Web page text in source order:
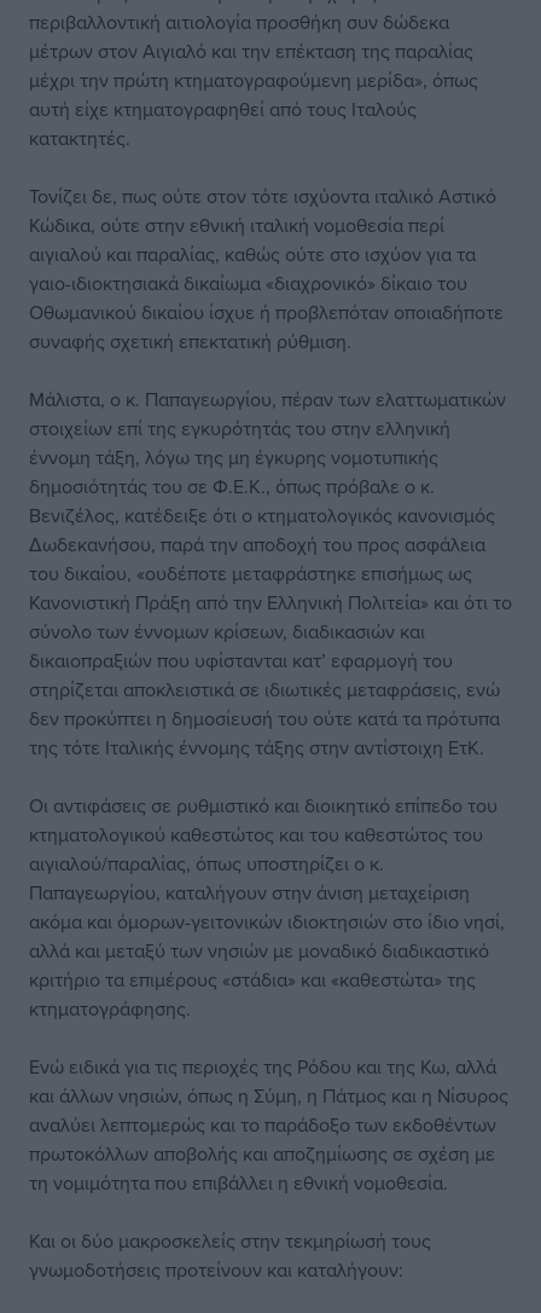
περιβαλλοντική αιτιολογία προσθήκη συν δώδεκα
μέτρων στον Αιγιαλό και την επέκταση της παραλίας
μέχρι την πρώτη κτηματογραφούμενη μερίδα», όπως
αυτή είχε κτηματογραφηθεί από τους Ιταλούς
κατακτητές.
Τονίζει δε, πως ούτε στον τότε ισχύοντα ιταλικό Αστικό
Κώδικα, ούτε στην εθνική ιταλική νομοθεσία περί
αιγιαλού και παραλίας, καθώς ούτε στο ισχύον για τα
γαιο-ιδιοκτησιακά δικαίωμα «διαχρονικό» δίκαιο του
Οθωμανικού δικαίου ίσχυε ή προβλεπόταν οποιαδήποτε
συναφής σχετική επεκτατική ρύθμιση.
Μάλιστα, ο κ. Παπαγεωργίου, πέραν των ελαττωματικών
στοιχείων επί της εγκυρότητάς του στην ελληνική
έννομη τάξη, λόγω της μη έγκυρης νομοτυπικής
δημοσιότητάς του σε Φ.Ε.Κ., όπως πρόβαλε ο κ.
Βενιζέλος, κατέδειξε ότι ο κτηματολογικός κανονισμός
Δωδεκανήσου, παρά την αποδοχή του προς ασφάλεια
του δικαίου, «ουδέποτε μεταφράστηκε επισήμως ως
Κανονιστική Πράξη από την Ελληνική Πολιτεία» και ότι το
σύνολο των έννομων κρίσεων, διαδικασιών και
δικαιοπραξιών που υφίστανται κατ’ εφαρμογή του
στηρίζεται αποκλειστικά σε ιδιωτικές μεταφράσεις, ενώ
δεν προκύπτει η δημοσίευσή του ούτε κατά τα πρότυπα
της τότε Ιταλικής έννομης τάξης στην αντίστοιχη ΕτΚ.
Οι αντιφάσεις σε ρυθμιστικό και διοικητικό επίπεδο του
κτηματολογικού καθεστώτος και του καθεστώτος του
αιγιαλού/παραλίας, όπως υποστηρίζει ο κ.
Παπαγεωργίου, καταλήγουν στην άνιση μεταχείριση
ακόμα και όμορων-γειτονικών ιδιοκτησιών στο ίδιο νησί,
αλλά και μεταξύ των νησιών με μοναδικό διαδικαστικό
κριτήριο τα επιμέρους «στάδια» και «καθεστώτα» της
κτηματογράφησης.
Ενώ ειδικά για τις περιοχές της Ρόδου και της Κω, αλλά
και άλλων νησιών, όπως η Σύμη, η Πάτμος και η Νίσυρος
αναλύει λεπτομερώς και το παράδοξο των εκδοθέντων
πρωτοκόλλων αποβολής και αποζημίωσης σε σχέση με
τη νομιμότητα που επιβάλλει η εθνική νομοθεσία.
Και οι δύο μακροσκελείς στην τεκμηρίωσή τους
γνωμοδοτήσεις προτείνουν και καταλήγουν: